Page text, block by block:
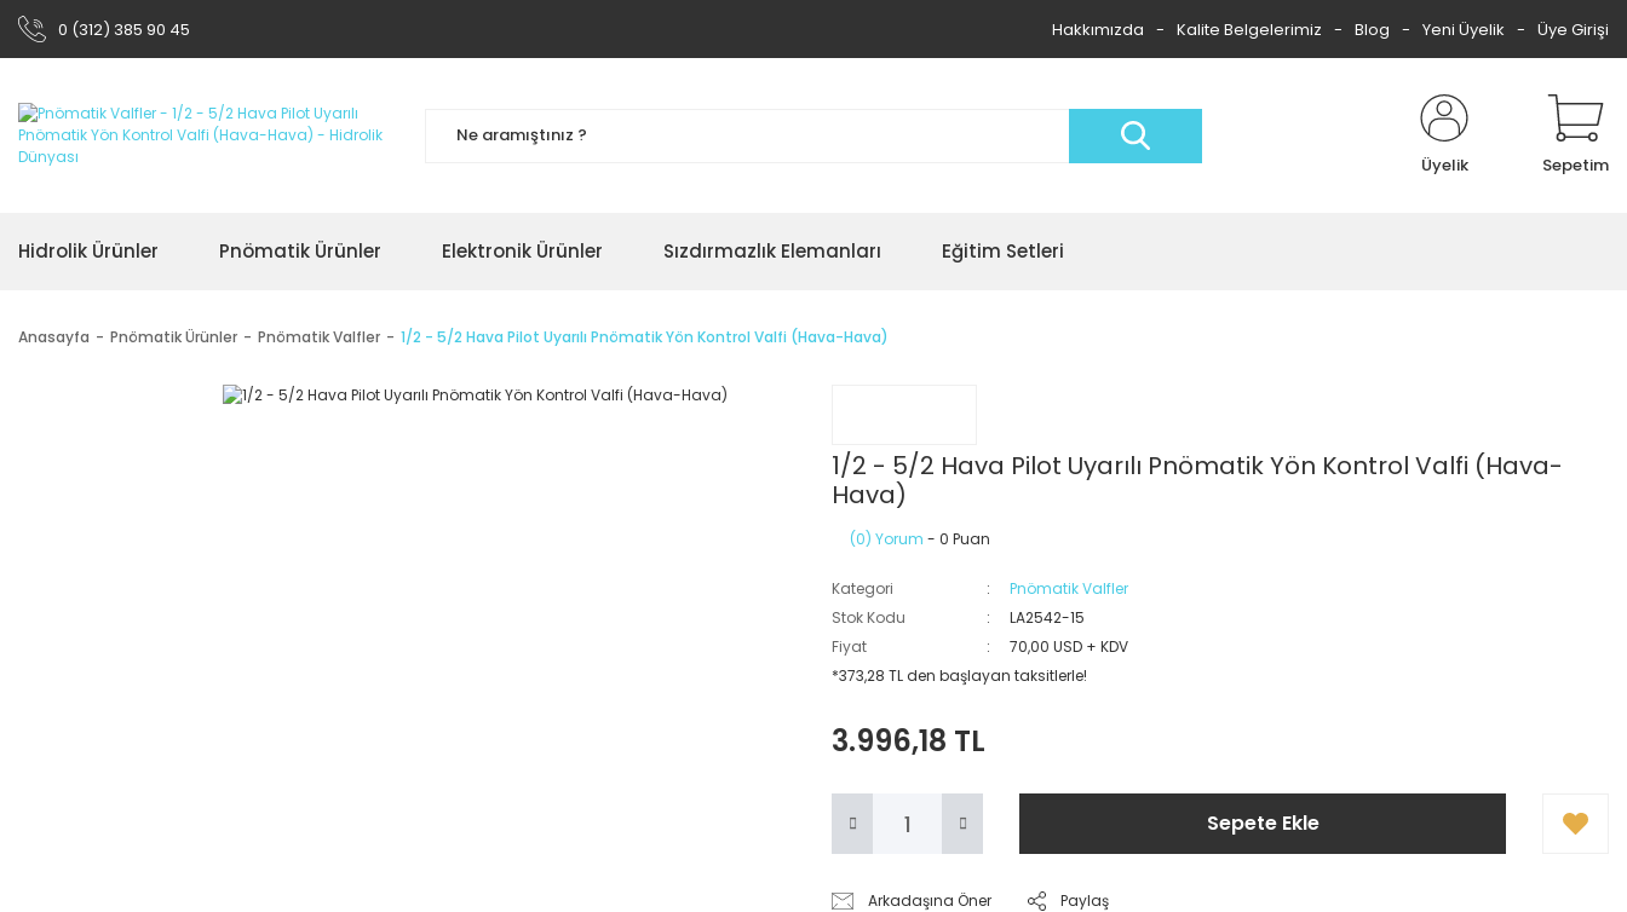
0 (312) 385 90 45 Hakkımızda Kalite Belgelerimiz Blog Yeni Üyelik Üye Girişi
Üyelik Sepetim
Hidrolik Ürünler Pnömatik Ürünler Elektronik Ürünler Sızdırmazlık Elemanları Eğitim Setleri
Anasayfa Pnömatik Ürünler Pnömatik Valfler 1/2 - 5/2 Hava Pilot Uyarılı Pnömatik Yön Kontrol Valfi (Hava-Hava)
1/2 - 5/2 Hava Pilot Uyarılı Pnömatik Yön Kontrol Valfi (Hava-
Hava)
(0) Yorum - 0 Puan
Kategori
Pnömatik Valfler
Stok Kodu
LA2542-15
Fiyat
70,00 USD + KDV
*373,28 TL den başlayan taksitlerle!
3.996,18 TL
Sepete Ekle
Arkadaşına Öner Paylaş